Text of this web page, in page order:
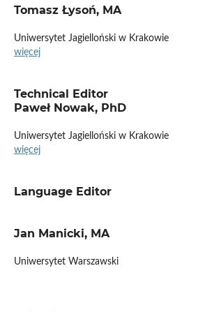
Tomasz Łysoń, MA
Uniwersytet Jagielloński w Krakowie
więcej
Technical Editor
Paweł Nowak, PhD
Uniwersytet Jagielloński w Krakowie
więcej
Language Editor
Jan Manicki, MA
Uniwersytet Warszawski